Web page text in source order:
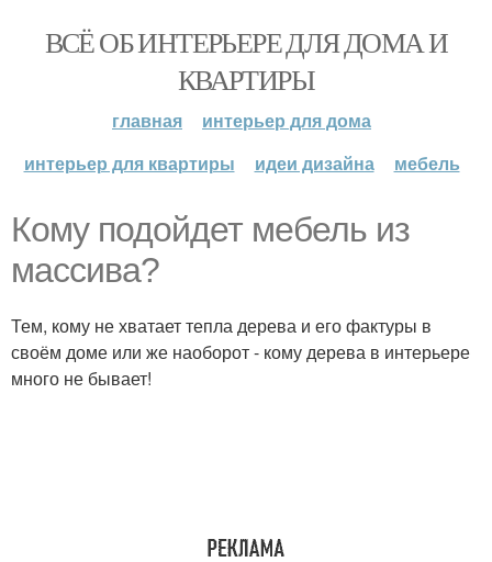
ВСЁ ОБ ИНТЕРЬЕРЕ ДЛЯ ДОМА И
КВАРТИРЫ
главная
интерьер для дома
интерьер для квартиры
идеи дизайна мебель
Кому подойдет мебель из
массива?
Тем, кому не хватает тепла дерева и его фактуры в
своём доме или же наоборот - кому дерева в интерьере
много не бывает!